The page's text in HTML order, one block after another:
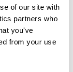
of our site with
partners who
you’ve
from your use